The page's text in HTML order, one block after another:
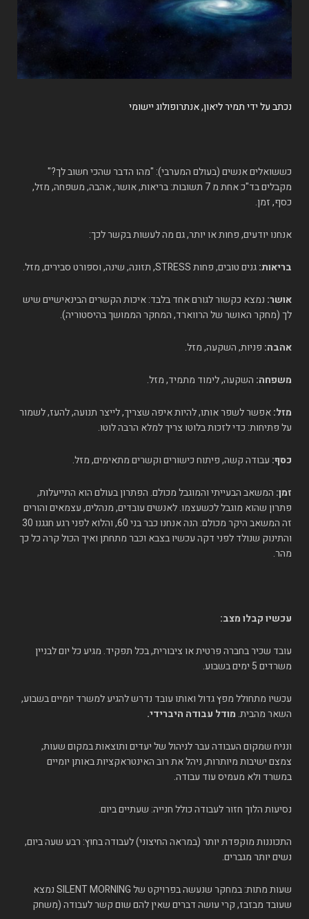
נכתב על ידי תמיר ליאון, אנתרופולוג יישומי
כששואלים אנשים (בעולם המערבי): "מהו הדבר שהכי חשוב לך?"
מקבלים בד"כ אחת מ 7 תשובות: בריאות, אושר, אהבה, משפחה, מזל,
כסף, זמן.
אנחנו יודעים, פחות או יותר, גם מה לעשות בקשר לכך:
בריאות:גנים טובים, פחות STRESS, תזונה, שינה, וספורט סבירים, מזל.
אושר: נמצא כקשור לגורם אחד בלבד: איכות הקשרים הבינאישיים שיש
לך (מחקר האושר של הרווארד, המחקר הממושך בהיסטוריה).
אהבה: פניות, השקעה, מזל.
משפחה: השקעה, לימוד מתמיד, מזל.
מזל:אפשר לשפר אותו, להיות איפה שצריך, לייצר תנועה, להעז, לשמור
על פתיחות: כדי לזכות בלוטו צריך למלא הרבה לוטו.
כסף: עבודה קשה, פיתוח כישורים וקשרים מתאימים, מזל.
זמן: המשאב הבעייתי והמוגבל מכולם. הפתרון בעולם הוא התייעלות,
פתרון שהוא מוגבל לכשעצמו. לאנשים עובדים, מנהלים, עצמאים והורים
זה המשאב היקר מכולם: הנה אנחנו כבר בני 60, והלוא לפני רגע חגגנו 30
והתינוק שנולד לפני דקה עכשיו בצבא וכבר מתחתן ואיך הכול קרה כל כך
מהר.
עכשיו קבלו מצב:
עובד שכיר בחברה פרטית או ציבורית, בכל תפקיד. מגיע כל יום לבניין
משרדים 5 ימים בשבוע.
עכשיו מתחולל מפץ גדול ואותו עובד נדרש להגיע למשרד יומיים בשבוע,
השאר מהבית. מודל עבודה היברידי.
ונניח שמקום העבודה עבר לניהול של יעדים ותוצאות במקום שעות,
צמצם ישיבות מיותרות, ניהל את רוב האינטראקציות באותן יומיים
במשרד ולא מעמיס עוד עבודה.
נסיעות הלוך חזור לעבודה כולל חנייה: שעתיים ביום.
התכוננות מוקפדת יותר (במראה החיצוני) לעבודה בחוץ: רבע שעה ביום,
נשים יותר מגברים.
שעות מתות: במחקר שנעשה בפרויקט של SILENT MORNING נמצא
שעובד מבזבז, קרי עושה דברים שאין להם שום קשר לעבודה (משחק